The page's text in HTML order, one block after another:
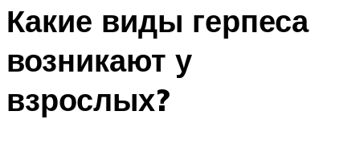
Какие виды герпеса
возникают у
взрослых?